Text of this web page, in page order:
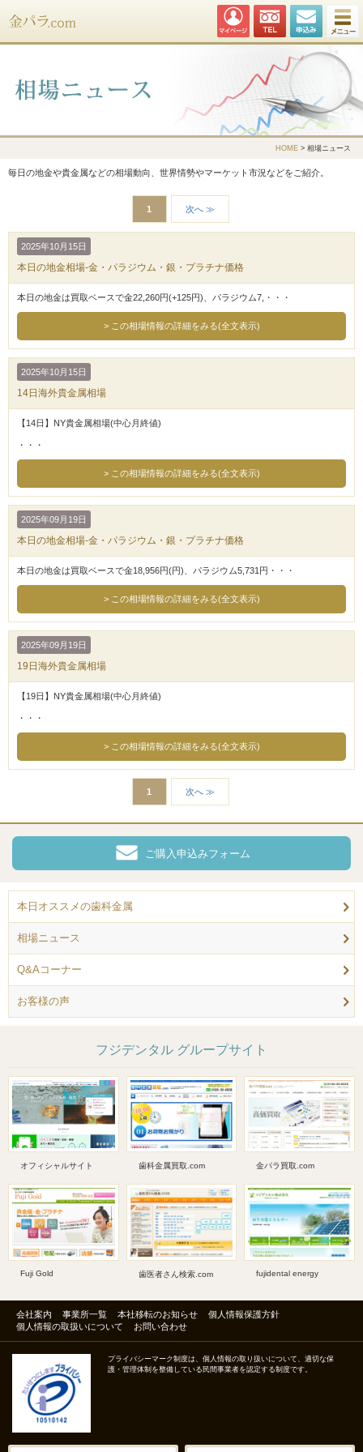
HOME > 相場ニュース
毎日の地金や貴金属などの相場動向、世界情勢やマーケット市況などをご紹介。
1 次へ ≫
2025年10月15日
本日の地金相場-金・パラジウム・銀・プラチナ価格
本日の地金は買取ベースで金22,260円(+125円)、パラジウム7,・・・
この相場情報の詳細をみる(全文表示)
2025年10月15日
14日海外貴金属相場
【14日】NY貴金属相場(中心月終値)
・・・
この相場情報の詳細をみる(全文表示)
2025年09月19日
本日の地金相場-金・パラジウム・銀・プラチナ価格
本日の地金は買取ベースで金18,956円(円)、パラジウム5,731円・・・
この相場情報の詳細をみる(全文表示)
2025年09月19日
19日海外貴金属相場
【19日】NY貴金属相場(中心月終値)
・・・
この相場情報の詳細をみる(全文表示)
1 次へ ≫
ご購入申込みフォーム
本日オススメの歯科金属
相場ニュース
Q&Aコーナー
お客様の声
フジデンタル グループサイト
オフィシャルサイト 歯科金属買取.com 金パラ買取.com
Fuji Gold 歯医者さん検索.com fujidental energy
会社案内 事業所一覧 本社移転のお知らせ
個人情報保護方針
個人情報の取扱いについて
お問い合わせ
プライバシーマーク制度は、個人情報の取り扱いについて、適切な保
護・管理体制を整備している民間事業者を認定する制度です。